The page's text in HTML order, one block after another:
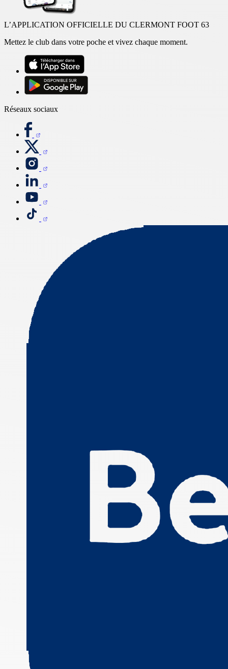
L’APPLICATION OFFICIELLE DU CLERMONT FOOT 63
Mettez le club dans votre poche et vivez chaque moment.
Réseaux sociaux